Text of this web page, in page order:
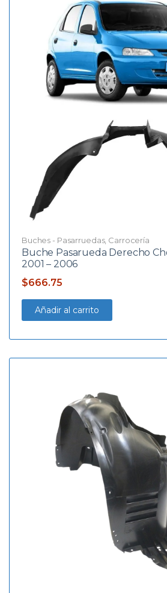
Buches - Pasarruedas, Carrocería
Buche Pasarueda Derecho
2001 – 2006
$666.75
Añadir al carrito